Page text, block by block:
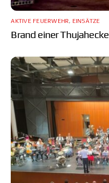
AKTIVE FEUERWEHR, EINSÄTZE
Brand einer Thujahecke